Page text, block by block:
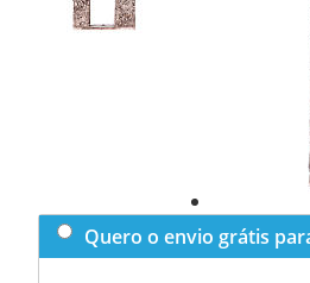
Quero o envio grátis